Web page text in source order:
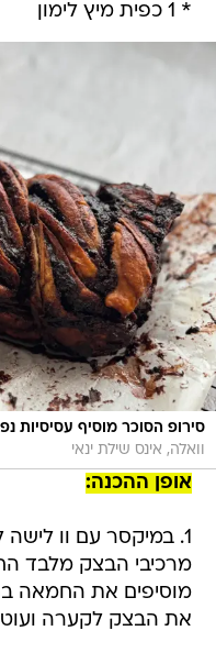
* 1 כפית מיץ לימון
סירופ הסוכר מוסיף עסיסיות
וואלה, אינס שילת ינאי
אופן ההכנה:
1. במיקסר עם וו
מרכיבי הבצק מלבד
מוסיפים את החמאה
את הבצק לקערה